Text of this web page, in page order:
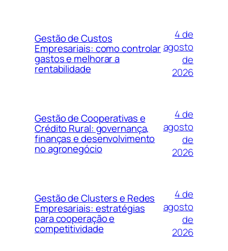
Gestão de Custos
Empresariais: como controlar
gastos e melhorar a
rentabilidade
4 de
agosto
de
2026
Gestão de Cooperativas e
Crédito Rural: governança,
finanças e desenvolvimento
no agronegócio
4 de
agosto
de
2026
Gestão de Clusters e Redes
Empresariais: estratégias
para cooperação e
competitividade
4 de
agosto
de
2026